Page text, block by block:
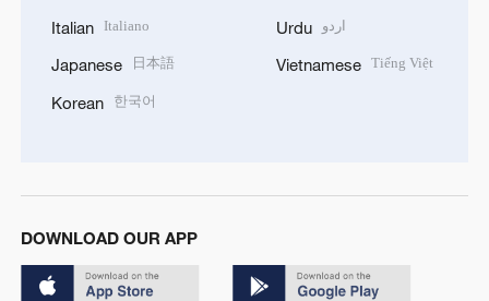
Italian Italiano
Japanese 日本語
Korean 한국어
Urdu اردو
Vietnamese Tiếng Việt
DOWNLOAD OUR APP